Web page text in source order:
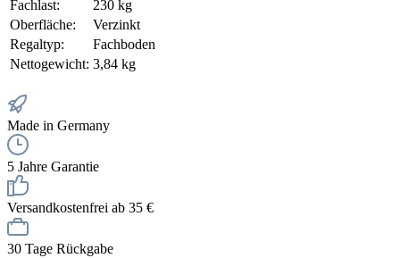
Fachlast:
230 kg
Oberfläche:
Verzinkt
Regaltyp:
Fachboden
Nettogewicht: 3,84 kg
Made in Germany
5 Jahre Garantie
Versandkostenfrei ab 35 €
30 Tage Rückgabe